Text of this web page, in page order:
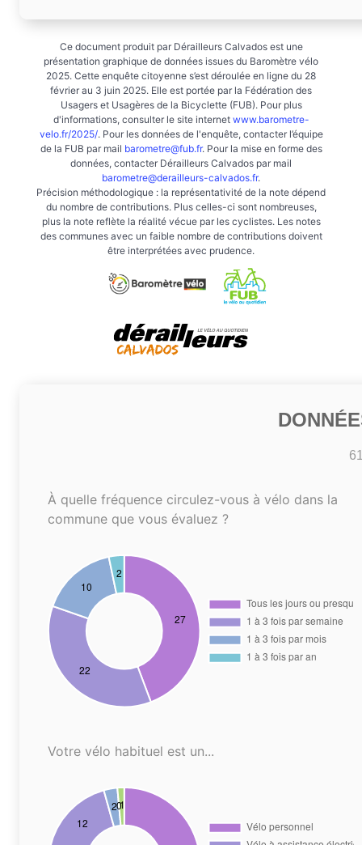
Ce document produit par Dérailleurs Calvados est une
présentation graphique de données issues du Baromètre vélo
2025. Cette enquête citoyenne s’est déroulée en ligne du 28
février au 3 juin 2025. Elle est portée par la Fédération des
Usagers et Usagères de la Bicyclette (FUB). Pour plus
d'informations, consulter le site internet www.barometre-
velo.fr/2025/. Pour les données de l'enquête, contacter l’équipe
de la FUB par mail barometre@fub.fr. Pour la mise en forme des
données, contacter Dérailleurs Calvados par mail
barometre@derailleurs-calvados.fr.
Précision méthodologique : la représentativité de la note dépend
du nombre de contributions. Plus celles-ci sont nombreuses,
plus la note reflète la réalité vécue par les cyclistes. Les notes
des communes avec un faible nombre de contributions doivent
être interprétées avec prudence.
À quelle fréquence circulez-vous à vélo dans la
commune que vous évaluez ?
Votre vélo habituel est un...